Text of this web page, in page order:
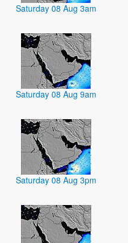
Saturday 08 Aug 3am
Saturday 08 Aug 9am
Saturday 08 Aug 3pm